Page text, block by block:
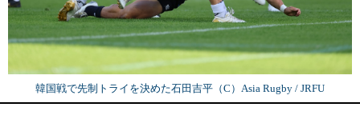
韓国戦で先制トライを決めた石田吉平（C）Asia Rugby / JRFU